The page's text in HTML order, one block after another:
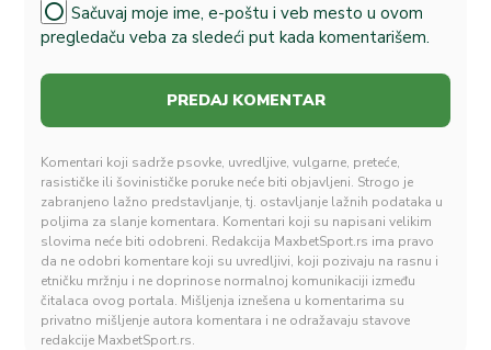
Sačuvaj moje ime, e-poštu i veb mesto u ovom
pregledaču veba za sledeći put kada komentarišem.
Komentari koji sadrže psovke, uvredljive, vulgarne, preteće,
rasističke ili šovinističke poruke neće biti objavljeni. Strogo je
zabranjeno lažno predstavljanje, tj. ostavljanje lažnih podataka u
poljima za slanje komentara. Komentari koji su napisani velikim
slovima neće biti odobreni. Redakcija MaxbetSport.rs ima pravo
da ne odobri komentare koji su uvredljivi, koji pozivaju na rasnu i
etničku mržnju i ne doprinose normalnoj komunikaciji između
čitalaca ovog portala. Mišljenja iznešena u komentarima su
privatno mišljenje autora komentara i ne odražavaju stavove
redakcije MaxbetSport.rs.